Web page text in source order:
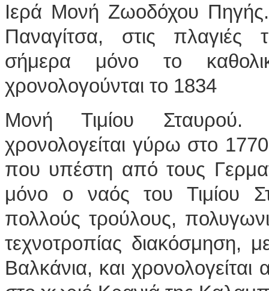
Ιερά Μονή Ζωοδόχου
Παναγίτσα, στις πλαγιές
σήμερα μόνο το
χρονολογούνται το 1834
Μονή Τιμίου
χρονολογείται γύρω στο
που υπέστη από τους
μόνο ο ναός του Τιμίου
πολλούς τρούλους,
τεχνοτροπίας διακόσμηση,
Βαλκάνια, και